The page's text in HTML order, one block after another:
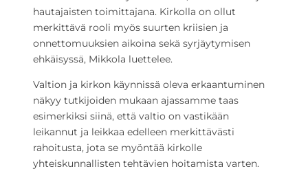
hautajaisten toimittajana. Kirkolla on ollut
merkittävä rooli myös suurten kriisien ja
onnettomuuksien aikoina sekä syrjäytymisen
ehkäisyssä, Mikkola luettelee.
Valtion ja kirkon käynnissä oleva erkaantuminen
näkyy tutkijoiden mukaan ajassamme taas
esimerkiksi siinä, että valtio on vastikään
leikannut ja leikkaa edelleen merkittävästi
rahoitusta, jota se myöntää kirkolle
yhteiskunnallisten tehtävien hoitamista varten.